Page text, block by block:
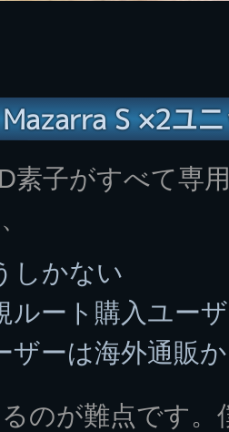
S ×2ユ
素子がすべて専
しかない
ルート購入ユー
ザーは海外通販
のが難点です